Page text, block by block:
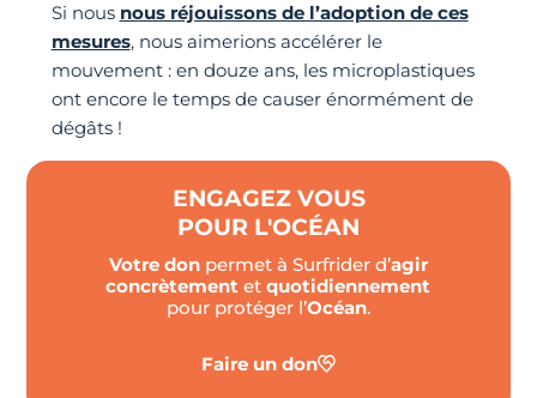
Si nous nous réjouissons de l’adoption de ces
mesures, nous aimerions accélérer le
mouvement : en douze ans, les microplastiques
ont encore le temps de causer énormément de
dégâts !
ENGAGEZ VOUS
POUR L'OCÉAN
Votre donpermet à Surfrider d’agir
concrètement etquotidiennement
pour protéger l’Océan.
Faire un don